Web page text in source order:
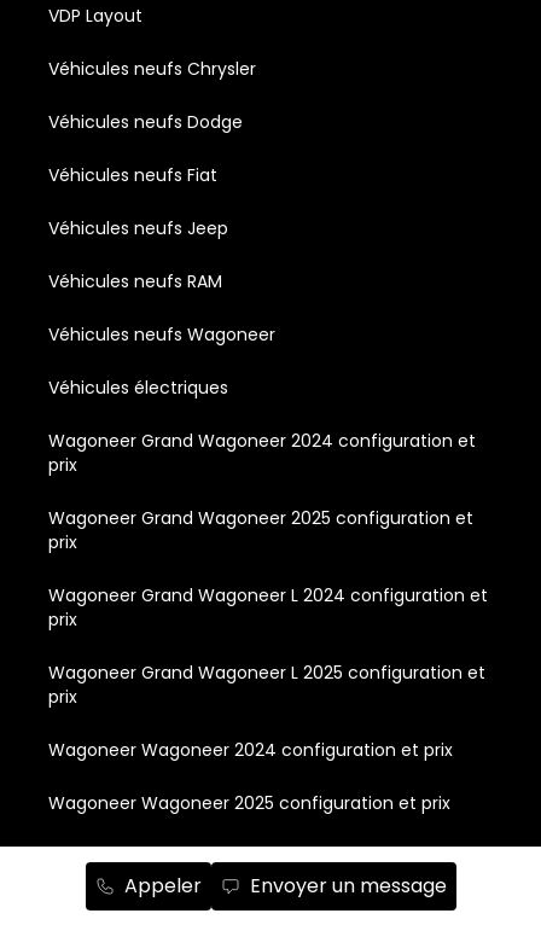
Appeler Envoyer un message
VDP Layout
Véhicules neufs Chrysler
Véhicules neufs Dodge
Véhicules neufs Fiat
Véhicules neufs Jeep
Véhicules neufs RAM
Véhicules neufs Wagoneer
Véhicules électriques
Wagoneer Grand Wagoneer 2024 configuration et
prix
Wagoneer Grand Wagoneer 2025 configuration et
prix
Wagoneer Grand Wagoneer L 2024 configuration et
prix
Wagoneer Grand Wagoneer L 2025 configuration et
prix
Wagoneer Wagoneer 2024 configuration et prix
Wagoneer Wagoneer 2025 configuration et prix
Wagoneer Wagoneer L 2024 configuration et prix
Wagoneer Wagoneer L 2025 configuration et prix